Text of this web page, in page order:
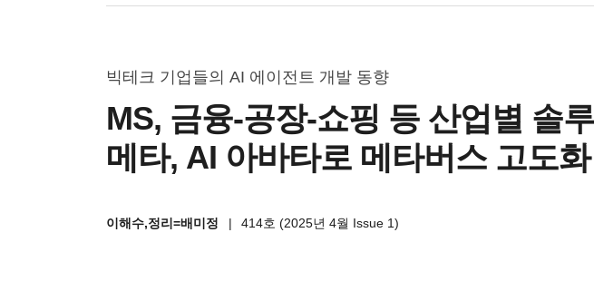
빅테크 기업들의 AI 에이전트 개발 동향
MS, 금융-공장-쇼핑 등 산업별 솔
메타, AI 아바타로 메타버스 고도화
이해수,정리=배미정 | 414호 (2025년 4월 Issue 1)